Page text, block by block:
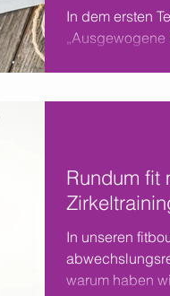
In dem ersten
„Ausgewogene
Rundum fit
In unseren
warum haben